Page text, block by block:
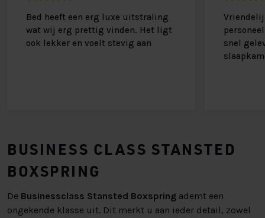
Bed heeft een erg luxe uitstraling
wat wij erg prettig vinden. Het ligt
ook lekker en voelt stevig aan
snel
BUSINESS CLASS STANSTED
BOXSPRING
De Businessclass Stansted Boxspring ademt een
ongekende klasse uit. Dit merkt u aan ieder detail, zowel